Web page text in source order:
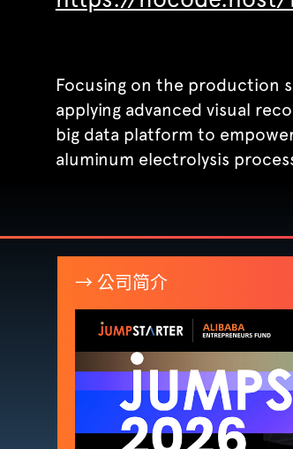
Focusing on the production
applying advanced visual
big data platform to
aluminum electrolysis
→ 公司简介